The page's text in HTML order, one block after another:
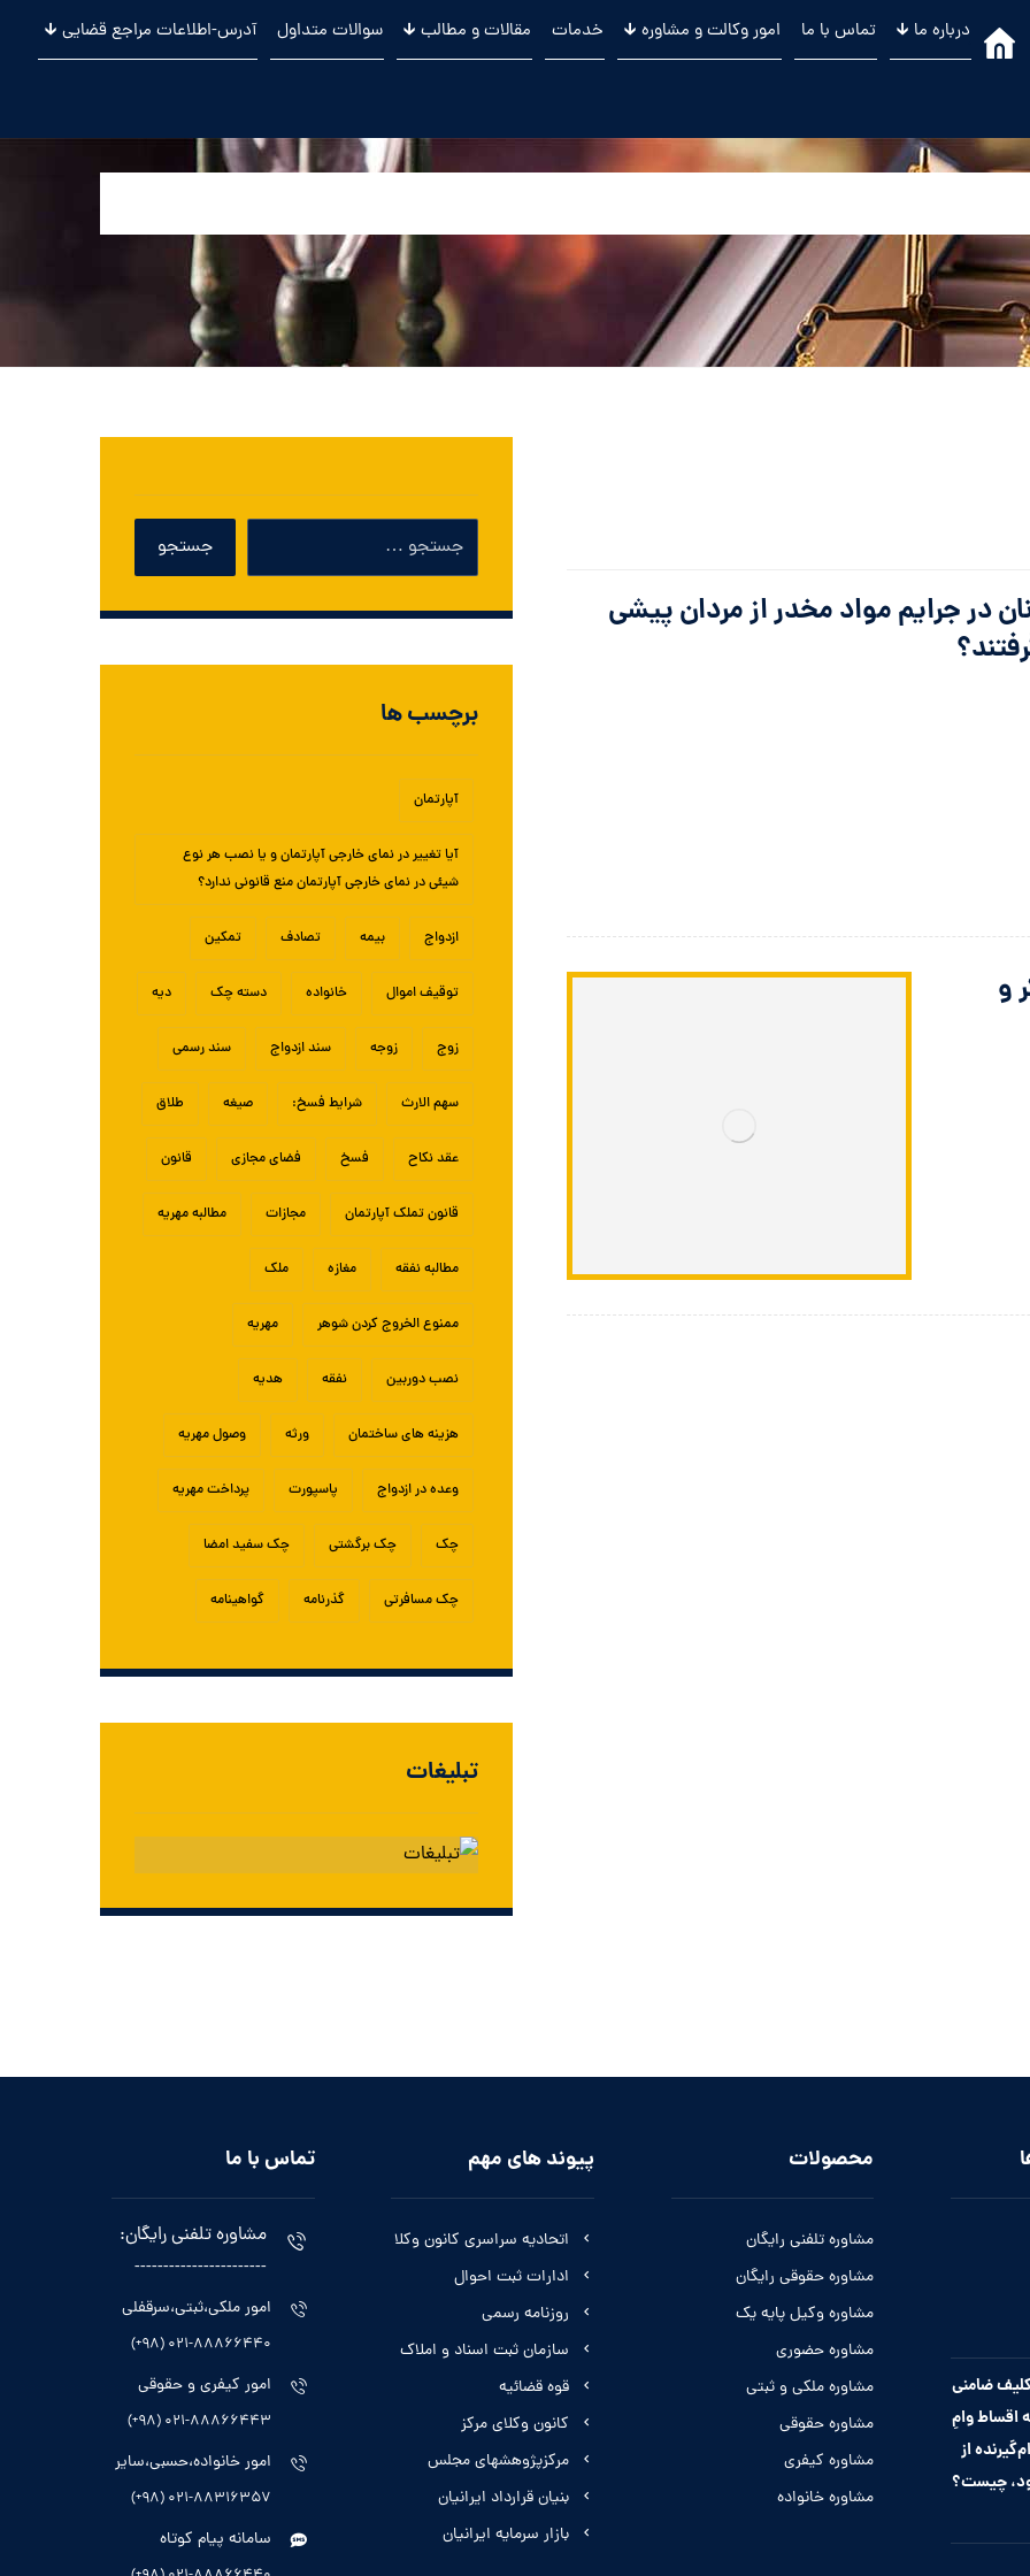
درباره ما 🡳 تماس با ما امور وکالت و مشاوره 🡳 خدمات مقالات و مطالب 🡳 سوالات متداول آدرس-اطلاعات مراجع قضایی 🡳 .
در جرایم مواد مخدر از مردان پیشی
و
برچسب ها
آپارتمان
آیا تغییر در نمای خارجی آپارتمان و یا نصب هر نوع
شیئی در نمای خارجی آپارتمان منع قانونی ندارد؟
ازدواج بیمه تصادف تمکین
توقیف اموال خانواده دسته چک دیه
زوج زوجه سند ازدواج سند رسمی
سهم الارث شرایط فسخ: صیغه طلاق
عقد نکاح فسخ فضای مجازی قانون
قانون تملک آپارتمان مجازات مطالبه مهریه
مطالبه نفقه مغازه ملک
ممنوع الخروج کردن شوهر مهریه
نصب دوربین نفقه هدیه
هزینه های ساختمان ورثه وصول مهریه
وعده در ازدواج پاسپورت پرداخت مهریه
چک چک برگشتی چک سفید امضا
چک مسافرتی گذرنامه گواهینامه
تبلیغات
ضامنی
اقساط وامِ
از
چیست؟
محصولات
مشاوره تلفنی رایگان
مشاوره حقوقی رایگان
مشاوره وکیل پایه یک
مشاوره حضوری
مشاوره ملکی و ثبتی
مشاوره حقوقی
مشاوره کیفری
مشاوره خانواده
پیوند های مهم
اتحادیه سراسری کانون وکلا
ادارات ثبت احوال
روزنامه رسمی
سازمان ثبت اسناد و املاک
قوه قضائیه
کانون وکلای مرکز
مرکزپژوهشهای مجلس
بنیان قرارداد ایرانیان
بازار سرمایه ایرانیان
تماس با ما
مشاوره تلفنی رایگان:
-----------------------
امور ملکی،ثبتی،سرقفلی
021-88866440 (98+)
امور کیفری و حقوقی
021-88866443 (98+)
امور خانواده،حسبی،سایر
021-88316357 (98+)
سامانه پیام کوتاه